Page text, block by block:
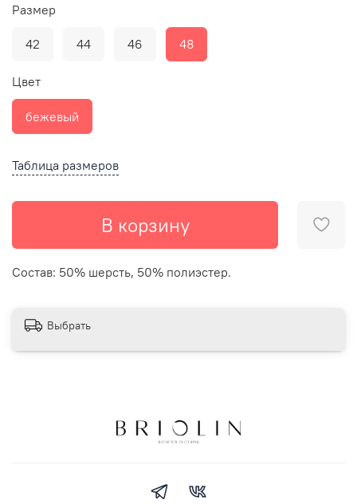
Таблица размеров
В корзину
Размер
42 44 46 48
Цвет
бежевый
Состав: 50% шерсть, 50% полиэстер.
Выбрать